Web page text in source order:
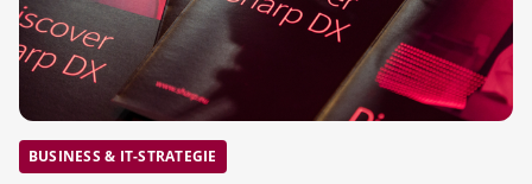
BUSINESS & IT-STRATEGIE